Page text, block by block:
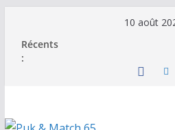
contenu
10 août
Récents
: